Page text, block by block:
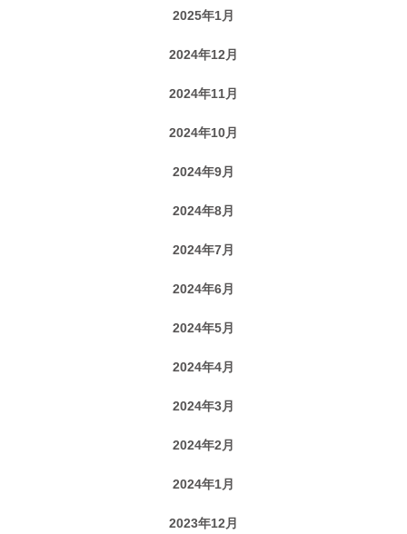
2025年1月
2024年12月
2024年11月
2024年10月
2024年9月
2024年8月
2024年7月
2024年6月
2024年5月
2024年4月
2024年3月
2024年2月
2024年1月
2023年12月